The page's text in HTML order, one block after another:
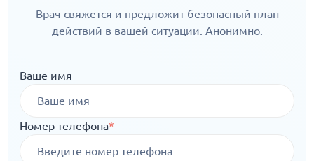
Врач свяжется и предложит безопасный план
действий в вашей ситуации. Анонимно.
Ваше имя
Номер телефона*